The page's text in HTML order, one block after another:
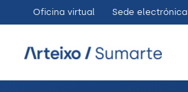
ao
contido
Oficina virtual Sede electrónica